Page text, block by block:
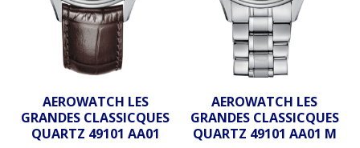
AEROWATCH LES
GRANDES CLASSICQUES
QUARTZ 49101 AA01
AEROWATCH LES
GRANDES CLASSICQUES
QUARTZ 49101 AA01 M